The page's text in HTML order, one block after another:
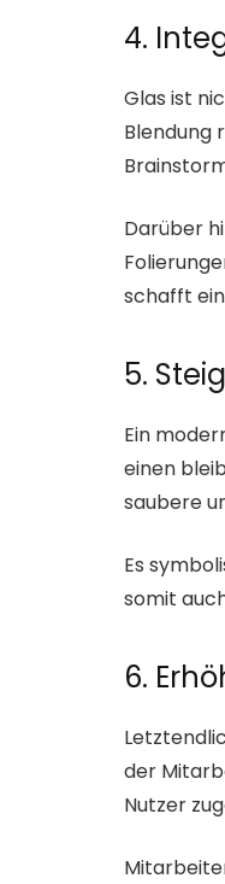
4.
Glas ist
Blendung
Darüber
schafft
5.
Ein
einen
saubere
Es
somit
6.
der
Nutzer